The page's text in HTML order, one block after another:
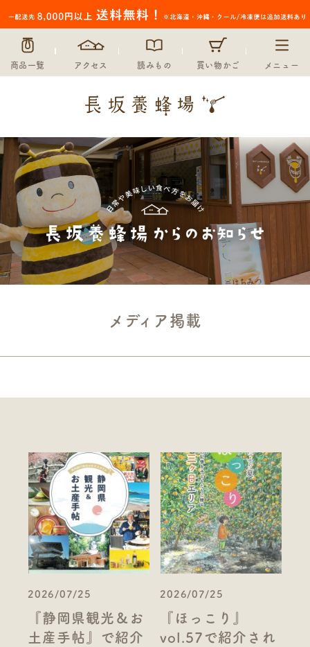
商品一覧 アクセス 読みもの 買い物かご メニュー
メディア掲載
2026/07/25
『静岡県観光＆お
土産手帖』で紹介
2026/07/25
『ほっこり』
vol.57で紹介され